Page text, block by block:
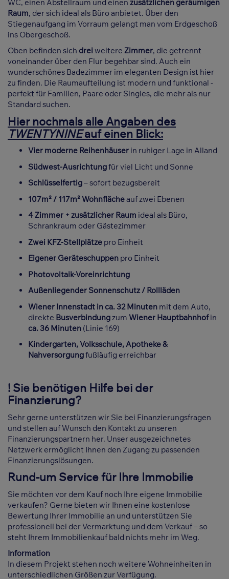
WC, einen Abstellraum und einen zusätzlichen geräumigen
Raum, der sich ideal als Büro anbietet. Über den
Stiegenaufgang im Vorraum gelangt man vom Erdgeschoß
ins Obergeschoß.
Oben befinden sich dreiweitere Zimmer, die getrennt
voneinander über den Flur begehbar sind. Auch ein
wunderschönes Badezimmer im eleganten Design ist hier
zu finden. Die Raumaufteilung ist modern und funktional -
perfekt für Familien, Paare oder Singles, die mehr als nur
Standard suchen.
Hier nochmals alle Angaben des
TWENTYNINEauf einen Blick:
Vier moderne Reihenhäuser in ruhiger Lage in Alland
Südwest-Ausrichtungfür viel Licht und Sonne
Schlüsselfertig– sofort bezugsbereit
107m² / 117m² Wohnflächeauf zwei Ebenen
4 Zimmer + zusätzlicher Raum ideal als Büro,
Schrankraum oder Gästezimmer
Zwei KFZ-Stellplätze pro Einheit
Eigener Geräteschuppen pro Einheit
Photovoltaik-Voreinrichtung
Außenliegender Sonnenschutz / Rollläden
Wiener Innenstadt in ca. 32 Minuten mit dem Auto,
direkte Busverbindungzum Wiener Hauptbahnhofin
ca. 36 Minuten (Linie 169)
Kindergarten, Volksschule, Apotheke &
Nahversorgungfußläufig erreichbar
! Sie benötigen Hilfe bei der
Finanzierung?
Sehr gerne unterstützen wir Sie bei Finanzierungsfragen
und stellen auf Wunsch den Kontakt zu unseren
Finanzierungspartnern her. Unser ausgezeichnetes
Netzwerk ermöglicht Ihnen den Zugang zu passenden
Finanzierungslösungen.
Rund-um Service für Ihre Immobilie
Sie möchten vor dem Kauf noch Ihre eigene Immobilie
verkaufen? Gerne bieten wir Ihnen eine kostenlose
Bewertung Ihrer Immobilie an und unterstützen Sie
professionell bei der Vermarktung und dem Verkauf – so
steht Ihrem Immobilienkauf bald nichts mehr im Weg.
Information
In diesem Projekt stehen noch weitere Wohneinheiten in
unterschiedlichen Größen zur Verfügung.